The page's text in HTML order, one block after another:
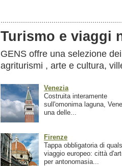
Turismo e viaggi
GENS offre una selezione
agriturismi , arte e cultura,
Venezia
Costruita interamente
sull'omonima laguna,
una delle...
Firenze
Tappa obbligatoria di
viaggio europeo: città
per antonomasia...